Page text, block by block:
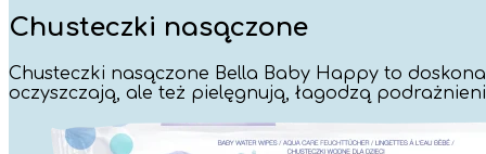
Chusteczki nasączone
Chusteczki nasączone Bella Baby Happy to
oczyszczają, ale też pielęgnują, łagodzą